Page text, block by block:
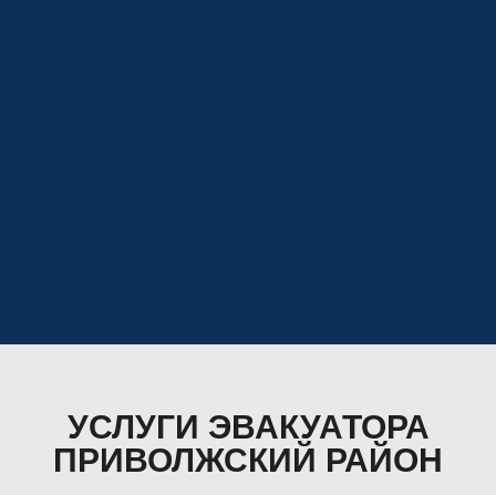
УСЛУГИ ЭВАКУАТОРА
ПРИВОЛЖСКИЙ РАЙОН